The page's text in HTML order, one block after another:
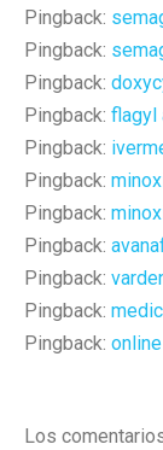
Pingback:
Pingback:
Pingback:
Pingback: flagyl
Pingback:
Pingback:
Pingback:
Pingback:
Pingback:
Pingback:
Pingback:
Los